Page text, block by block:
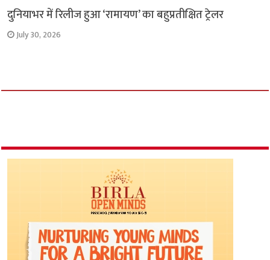
दुनियाभर में रिलीज हुआ ‘रामायण’ का बहुप्रतीक्षित ट्रेलर
July 30, 2026